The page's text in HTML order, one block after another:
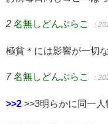
2 名無しどんぶらこ ：
極貧＊には影響が一切
7 名無しどんぶらこ ：
>>2 >>3明らかに同一